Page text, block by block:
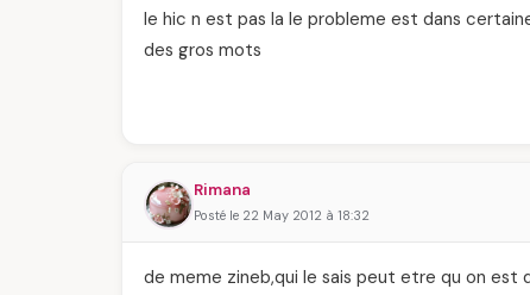
le hic n est pas la le probleme est dans
des gros mots
Rimana
Posté le 22 May 2012 à 18:32
de meme zineb,qui le sais peut etre qu on est